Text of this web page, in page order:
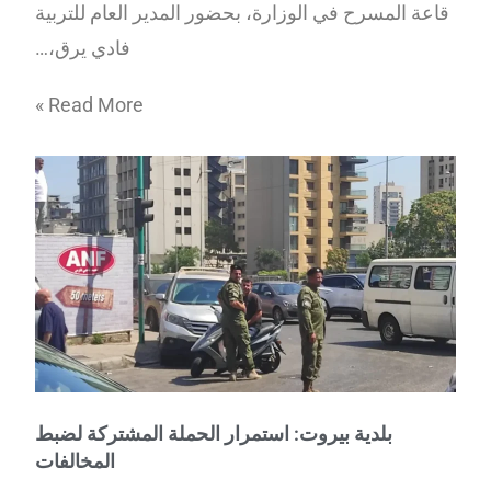
قاعة المسرح في الوزارة، بحضور المدير العام للتربية
فادي يرق،…
Read More »
بلدية بيروت: استمرار الحملة المشتركة لضبط
المخالفات